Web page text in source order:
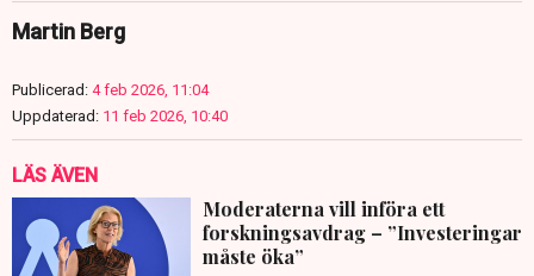
Martin Berg
Publicerad: 4 feb 2026, 11:04
Uppdaterad: 11 feb 2026, 10:40
LÄS ÄVEN
Moderaterna vill införa ett
forskningsavdrag – ”Investeringar
måste öka”